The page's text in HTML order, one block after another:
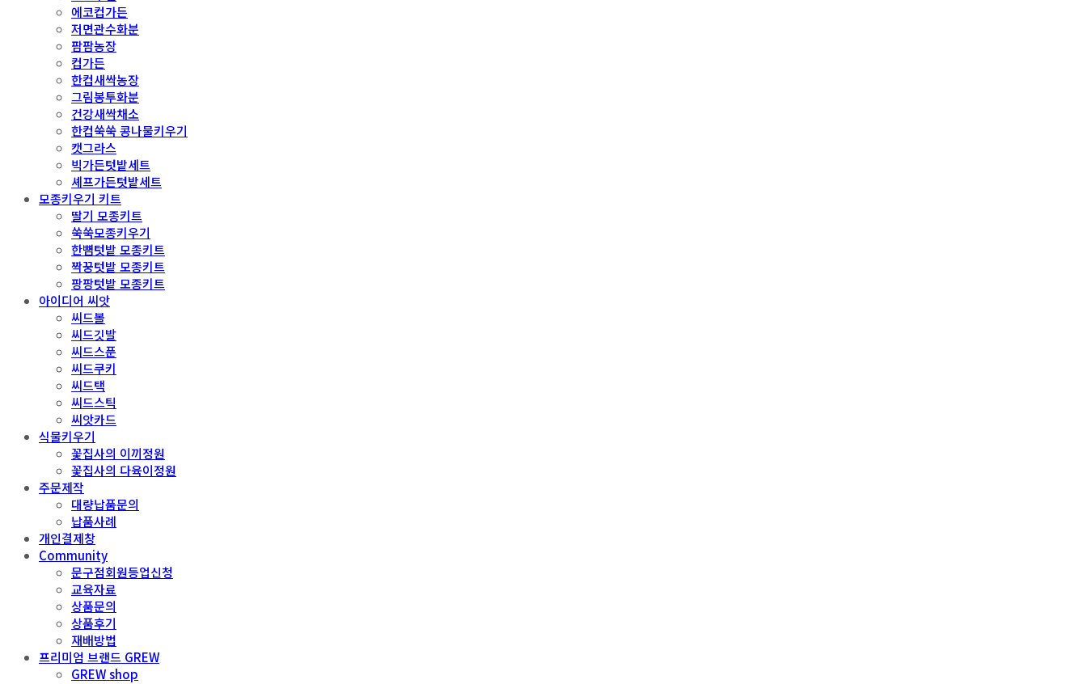
에코컵가든
저면관수화분
팜팜농장
컵가든
한컵새싹농장
그림봉투화분
건강새싹채소
한컵쑥쑥 콩나물키우기
캣그라스
빅가든텃밭세트
셰프가든텃밭세트
모종키우기 키트
딸기 모종키트
쑥쑥모종키우기
한뼘텃밭 모종키트
짝꿍텃밭 모종키트
팡팡텃밭 모종키트
아이디어 씨앗
씨드볼
씨드깃발
씨드스푼
씨드쿠키
씨드택
씨드스틱
씨앗카드
식물키우기
꽃집사의 이끼정원
꽃집사의 다육이정원
주문제작
대량납품문의
납품사례
개인결제창
Community
문구점회원등업신청
교육자료
상품문의
상품후기
재배방법
프리미엄 브랜드 GREW
GREW shop